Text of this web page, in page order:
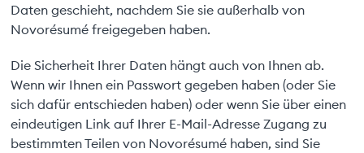
Daten geschieht, nachdem Sie sie außerhalb von
Novorésumé freigegeben haben.
Die Sicherheit Ihrer Daten hängt auch von Ihnen ab.
Wenn wir Ihnen ein Passwort gegeben haben (oder Sie
sich dafür entschieden haben) oder wenn Sie über einen
eindeutigen Link auf Ihrer E-Mail-Adresse Zugang zu
bestimmten Teilen von Novorésumé haben, sind Sie